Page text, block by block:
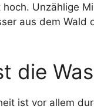
Unzählige
aus dem Wald
die
ist vor allem